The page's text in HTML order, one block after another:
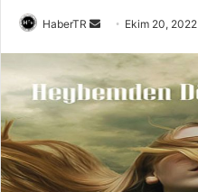
HaberTR
Bir
posta
göndermek
Ekim 20, 2022